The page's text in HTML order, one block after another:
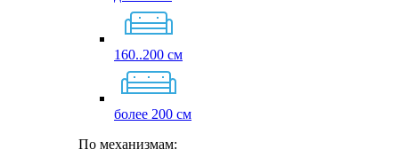
160..200 см
более 200 см
По механизмам: